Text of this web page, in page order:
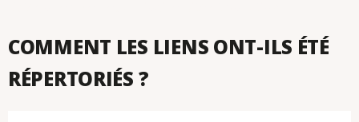
COMMENT LES LIENS ONT-ILS ÉTÉ
RÉPERTORIÉS ?